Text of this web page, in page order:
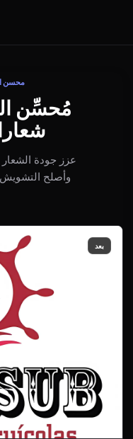
محسن
مُحسِّن
عزز جودة
بعد